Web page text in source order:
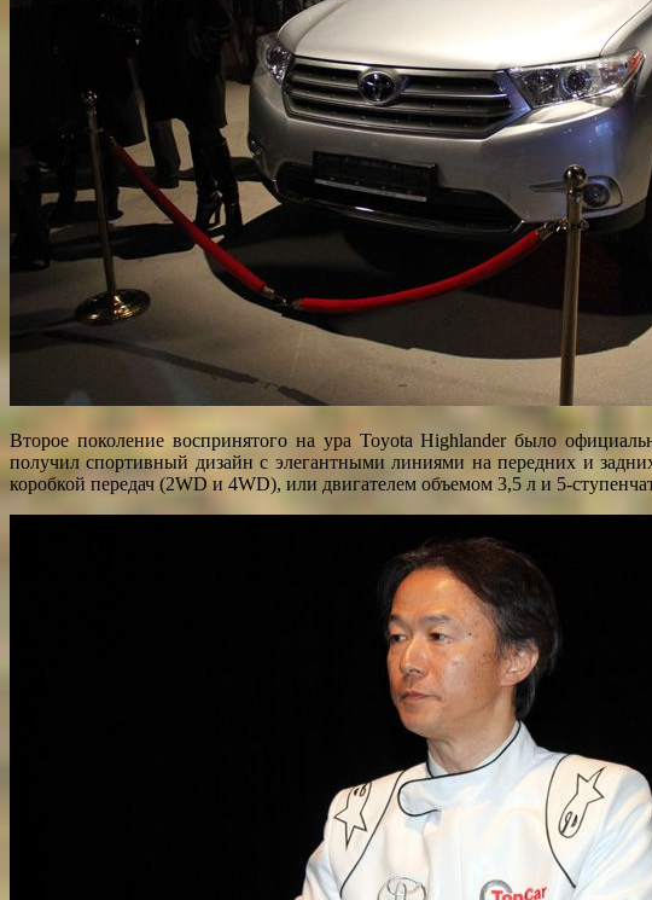
Второе поколение воспринятого на ура Toyota Highlander было
получил спортивный дизайн с элегантными линиями на передних и
коробкой передач (2WD и 4WD), или двигателем объемом 3,5 л и 5-